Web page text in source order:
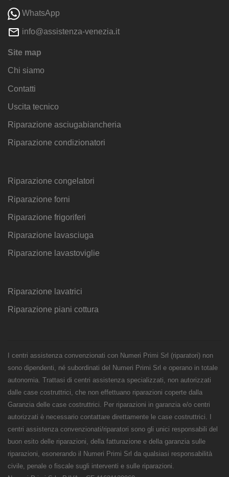
WhatsApp
info@assistenza-venezia.it
Site map
Chi siamo
Contatti
Uscita tecnico
Riparazione asciugabiancheria
Riparazione condizionatori
Riparazione congelatori
Riparazione forni
Riparazione frigoriferi
Riparazione lavasciuga
Riparazione lavastoviglie
Riparazione lavatrici
Riparazione piani cottura
I centri assistenza convenzionati con Numeri Primi Srl (riparatori) non
sono dipendenti, né subordinati del Numeri Primi Srl e operano in totale
autonomia. Trattasi di centri assistenza specializzati, non autorizzati
dalle case costruttrici, che non effettuano riparazioni coperte dalla
Garanzia delle case costruttrici. Per riparazioni in garanzia e/o centri
autorizzati è necessario contattare direttamente le case costruttrici. I
centri assistenza convenzionati/riparatori sono gli unici responsabili del
buon esito delle riparazioni, della fatturazione e della garanzia sulle
riparazioni, esonerando il Numeri Primi Srl da qualsiasi responsabilità
civile, penale o fiscale sugli interventi e sulle riparazioni.